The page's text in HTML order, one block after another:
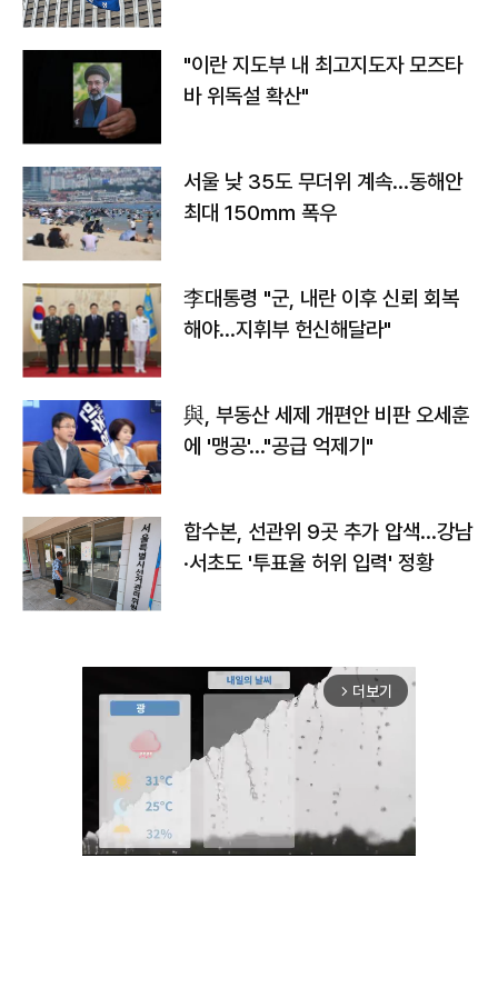
"이란 지도부 내 최고지도자 모즈타
바 위독설 확산"
서울 낮 35도 무더위 계속…동해안
최대 150㎜ 폭우
李대통령 "군, 내란 이후 신뢰 회복
해야…지휘부 헌신해달라"
與, 부동산 세제 개편안 비판 오세훈
에 '맹공'…"공급 억제기"
합수본, 선관위 9곳 추가 압색…강남
·서초도 '투표율 허위 입력' 정황
arrow_forward_ios 더보기